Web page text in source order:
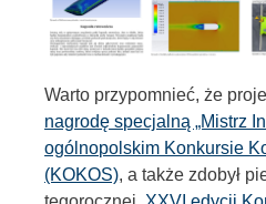
Warto przypomnieć, że
nagrodę specjalną „Mistrz
ogólnopolskim Konkursie
(KOKOS), a także zdobył